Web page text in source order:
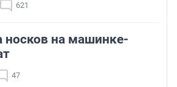
621
носков на машинке-
47